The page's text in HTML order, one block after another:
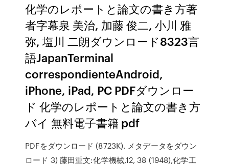
化学のレポートと論文の書き方著
者字幕泉 美治, 加藤 俊二, 小川 雅
弥, 塩川 二朗ダウンロード8323言
語JapanTerminal
correspondienteAndroid,
iPhone, iPad, PC PDFダウンロー
ド 化学のレポートと論文の書き方
バイ 無料電子書籍 pdf
PDFをダウンロード (8723K). メタデータをダウン
ロード 3) 藤田重文:化学機械,12, 38 (1948),化学工